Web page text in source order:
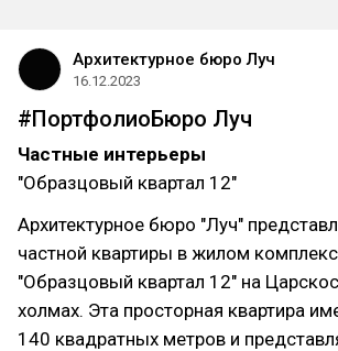
Архитектурное бюро Луч
16.12.2023
#ПортфолиоБюро Луч
Частные интерьеры
"Образцовый квартал 12"
Архитектурное бюро "Луч"
частной квартиры в жилом
"Образцовый квартал 12" на
холмах. Эта просторная квартира
140 квадратных метров и